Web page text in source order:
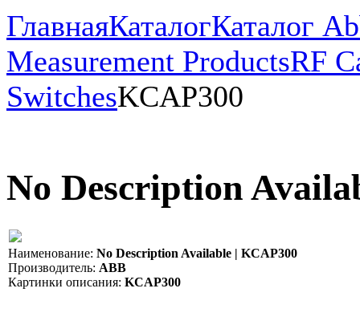
ГлавнаяКаталогКаталог
Measurement ProductsRF
SwitchesKCAP300
No Description
Наименование: No Description Available | KCAP300
Производитель: ABB
Картинки описания: KCAP300